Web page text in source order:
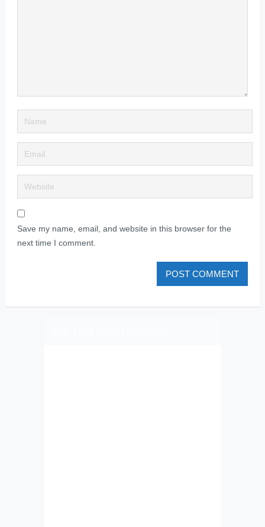
Save my name, email, and website in this browser for the
next time I comment.